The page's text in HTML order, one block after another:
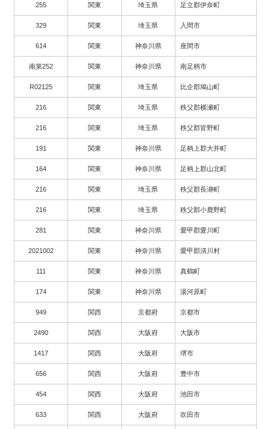
255 関東 埼玉県 足立郡伊奈町
329 関東 埼玉県 入間市
614 関東 神奈川県 座間市
南第252 関東 神奈川県 南足柄市
R02125 関東 埼玉県 比企郡鳩山町
216 関東 埼玉県 秩父郡横瀬町
216 関東 埼玉県 秩父郡皆野町
191 関東 神奈川県 足柄上郡大井町
164 関東 神奈川県 足柄上郡山北町
216 関東 埼玉県 秩父郡長瀞町
216 関東 埼玉県 秩父郡小鹿野町
281 関東 神奈川県 愛甲郡愛川町
2021002 関東 神奈川県 愛甲郡清川村
111 関東 神奈川県 真鶴町
174 関東 神奈川県 湯河原町
949 関西 京都府 京都市
2490 関西 大阪府 大阪市
1417 関西 大阪府 堺市
656 関西 大阪府 豊中市
454 関西 大阪府 池田市
633 関西 大阪府 吹田市